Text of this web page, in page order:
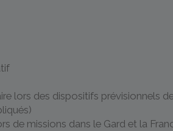
lors des dispositifs prévisionnels
de missions dans le Gard et la